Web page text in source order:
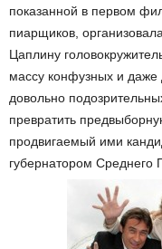
показанной в первом
пиарщиков,
Цаплину
массу конфузных и даже
довольно
превратить
продвигаемый ими
губернатором Среднего